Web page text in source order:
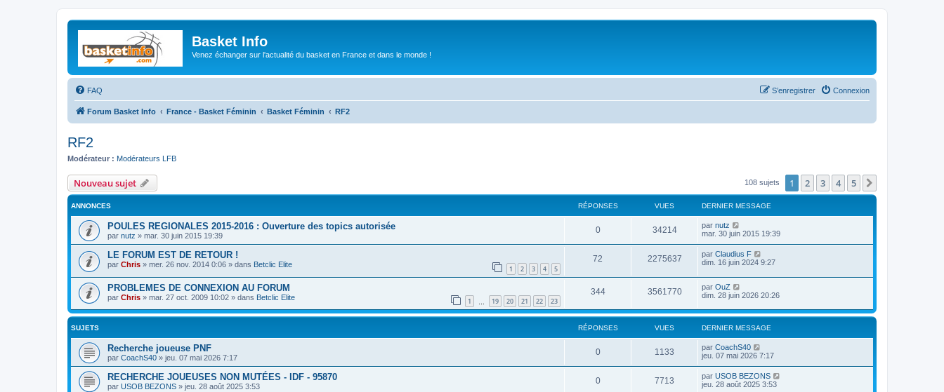
Basket Info
Venez échanger sur l'actualité du basket en France et dans le monde !
FAQ Connexion
S’enregistrer
Forum Basket Info France - Basket Féminin Basket Féminin RF2
RF2
Modérateur : Modérateurs LFB
Nouveau sujet 108 sujets 1 2 3 4 5
ANNONCES RÉPONSES VUES DERNIER MESSAGE
POULES REGIONALES 2015-2016 : Ouverture des topics autorisée
par nutz » mar. 30 juin 2015 19:39
0 34214 par nutz
mar. 30 juin 2015 19:39
LE FORUM EST DE RETOUR !
par Chris » mer. 26 nov. 2014 0:06 » dans Betclic Elite 1 2 3 4 5
72 2275637 par Claudius F
dim. 16 juin 2024 9:27
PROBLEMES DE CONNEXION AU FORUM
par Chris » mar. 27 oct. 2009 10:02 » dans Betclic Elite 1 19 20 21 22 23
344 3561770 par OuZ
dim. 28 juin 2026 20:26
SUJETS RÉPONSES VUES DERNIER MESSAGE
Recherche joueuse PNF
par CoachS40 » jeu. 07 mai 2026 7:17
0 1133 par CoachS40
jeu. 07 mai 2026 7:17
RECHERCHE JOUEUSES NON MUTÉES - IDF - 95870
par USOB BEZONS » jeu. 28 août 2025 3:53
0 7713 par USOB BEZONS
jeu. 28 août 2025 3:53